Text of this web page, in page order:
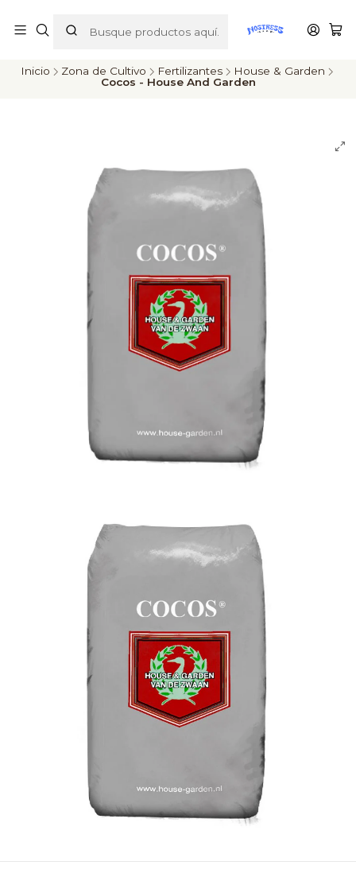
ENVÍOS A TODO CHILE
Inicio Zona de Cultivo Fertilizantes
House & Garden
Cocos - House And Garden